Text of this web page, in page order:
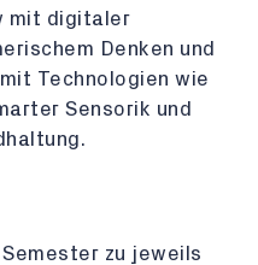
mit digitaler
Denken und
Technologien wie
Sensorik und
zu jeweils